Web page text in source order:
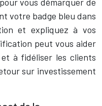
votre badge bleu dans
et expliquez à vos
peut vous aider
à fidéliser les clients
sur investissement